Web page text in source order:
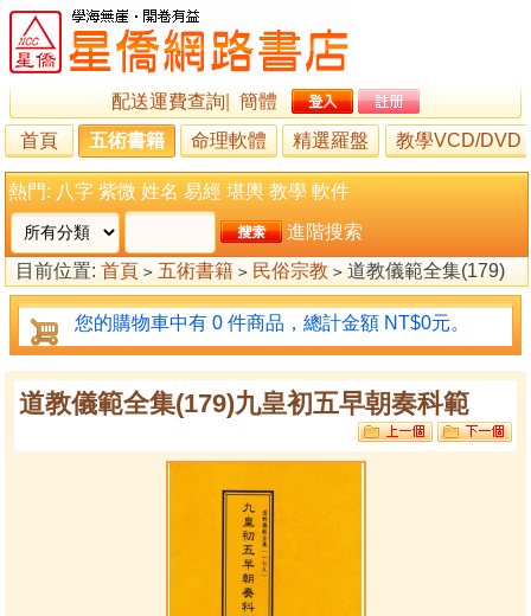
配送運費查詢
簡體
首頁
五術書籍 命理軟體 精選羅盤 教學VCD/DVD
熱門: 八字 紫微 姓名 易經 堪輿 教學 軟件
進階搜索
目前位置: 首頁 > 五術書籍 > 民俗宗教 > 道教儀範全集(179)
九皇初五早朝奏科範
您的購物車中有 0 件商品，總計金額 NT$0元。
道教儀範全集(179)九皇初五早朝奏科範